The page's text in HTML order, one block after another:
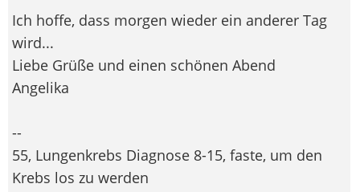
Ich hoffe, dass morgen wieder ein anderer Tag
wird...
Liebe Grüße und einen schönen Abend
Angelika
--
55, Lungenkrebs Diagnose 8-15, faste, um den
Krebs los zu werden